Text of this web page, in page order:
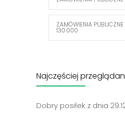
ZAMÓWIENIA PUBLICZNE
130.000
Najczęściej
Dobry posiłek z dnia